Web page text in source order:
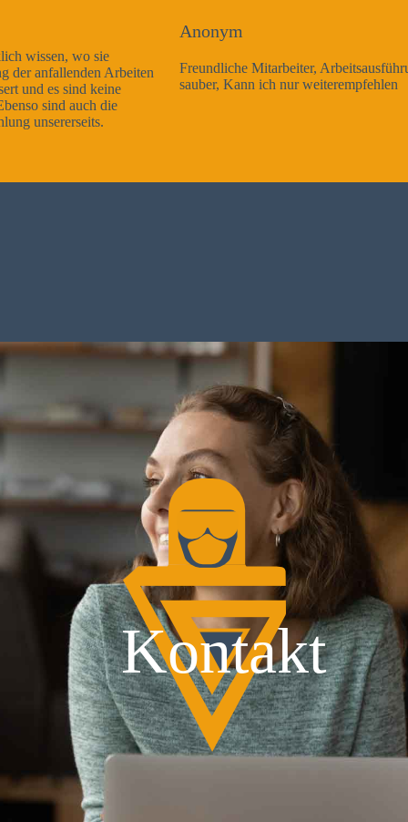
Freundliche Mitarbeiter, Arbeitsausführung sehr gut und sehr
sauber, Kann ich nur weiterempfehlen
Kontakt